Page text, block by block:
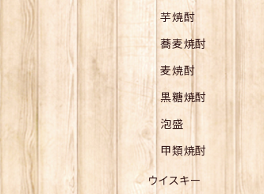
芋焼酎
蕎麦焼酎
麦焼酎
黒糖焼酎
泡盛
甲類焼酎
ウイスキー